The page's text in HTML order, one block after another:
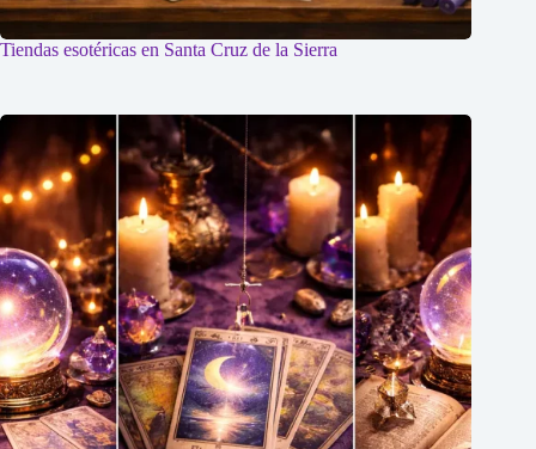
Tiendas esotéricas en Santa Cruz de la Sierra